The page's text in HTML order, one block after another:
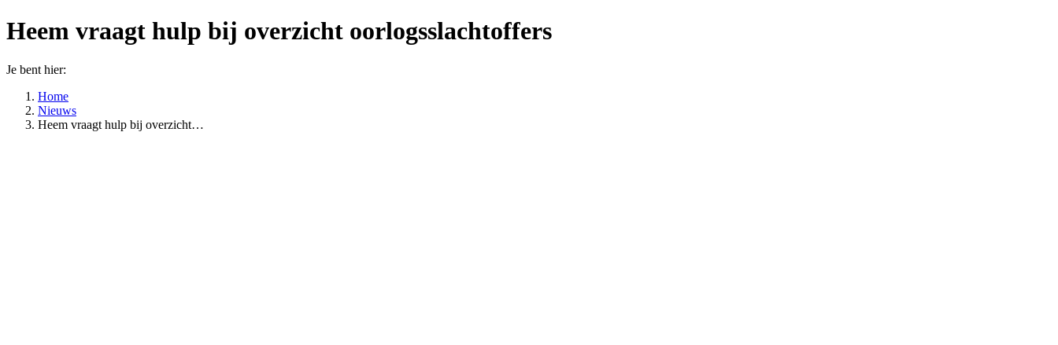
Heem vraagt hulp bij overzicht oorlogsslachtoffers
Je bent hier:
Home
Nieuws
Heem vraagt hulp bij overzicht…